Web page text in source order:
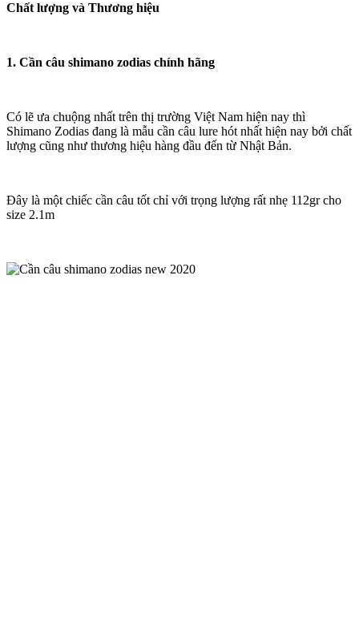
Chất lượng và Thương hiệu
1. Cần câu shimano zodias chính hãng
Có lẽ ưa chuộng nhất trên thị trường Việt Nam hiện nay thì
Shimano Zodias đang là mẫu cần câu lure hót nhất hiện nay bởi chất
lượng cũng như thương hiệu hàng đầu đến từ Nhật Bản.
Đây là một chiếc cần câu tốt chỉ với trọng lượng rất nhẹ 112gr cho
size 2.1m